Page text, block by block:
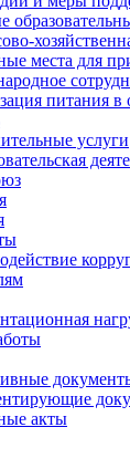
места для
питания в
услуги
акты